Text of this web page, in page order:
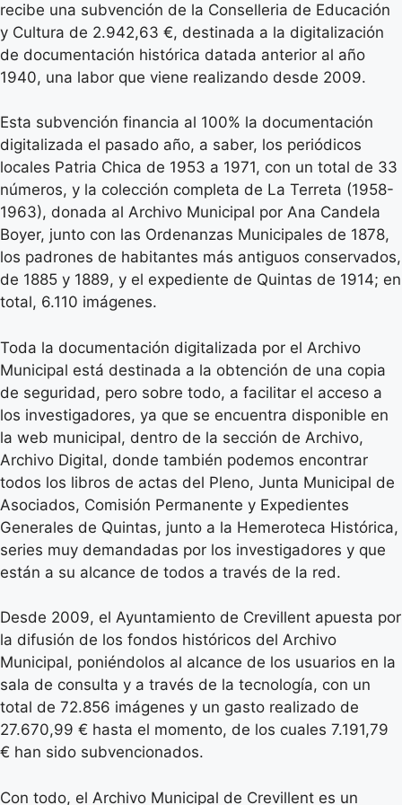
recibe una subvención de la Conselleria de Educación
y Cultura de 2.942,63 €, destinada a la digitalización
de documentación histórica datada anterior al año
1940, una labor que viene realizando desde 2009.
Esta subvención financia al 100% la documentación
digitalizada el pasado año, a saber, los periódicos
locales Patria Chica de 1953 a 1971, con un total de 33
números, y la colección completa de La Terreta (1958-
1963), donada al Archivo Municipal por Ana Candela
Boyer, junto con las Ordenanzas Municipales de 1878,
los padrones de habitantes más antiguos conservados,
de 1885 y 1889, y el expediente de Quintas de 1914; en
total, 6.110 imágenes.
Toda la documentación digitalizada por el Archivo
Municipal está destinada a la obtención de una copia
de seguridad, pero sobre todo, a facilitar el acceso a
los investigadores, ya que se encuentra disponible en
la web municipal, dentro de la sección de Archivo,
Archivo Digital, donde también podemos encontrar
todos los libros de actas del Pleno, Junta Municipal de
Asociados, Comisión Permanente y Expedientes
Generales de Quintas, junto a la Hemeroteca Histórica,
series muy demandadas por los investigadores y que
están a su alcance de todos a través de la red.
Desde 2009, el Ayuntamiento de Crevillent apuesta por
la difusión de los fondos históricos del Archivo
Municipal, poniéndolos al alcance de los usuarios en la
sala de consulta y a través de la tecnología, con un
total de 72.856 imágenes y un gasto realizado de
27.670,99 € hasta el momento, de los cuales 7.191,79
€ han sido subvencionados.
Con todo, el Archivo Municipal de Crevillent es un